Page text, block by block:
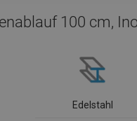
100 cm,
Edelstahl